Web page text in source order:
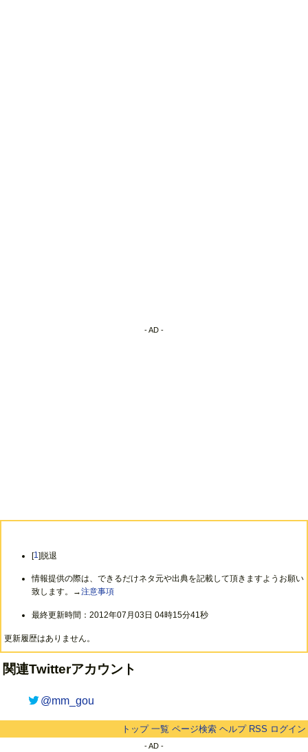
- AD -
[1]脱退
情報提供の際は、できるだけネタ元や出典を記載して頂きますようお願い
致します。→注意事項
最終更新時間：2012年07月03日 04時15分41秒
更新履歴はありません。
関連Twitterアカウント
@mm_gou
トップ 一覧 ページ検索 ヘルプ RSS ログイン
- AD -